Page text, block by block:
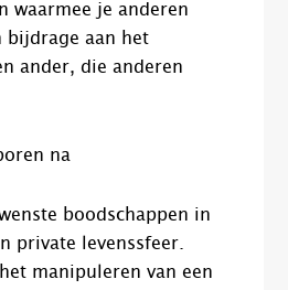
waarmee je anderen
bijdrage aan het
ander, die anderen
na
boodschappen in
private levenssfeer.
manipuleren van een